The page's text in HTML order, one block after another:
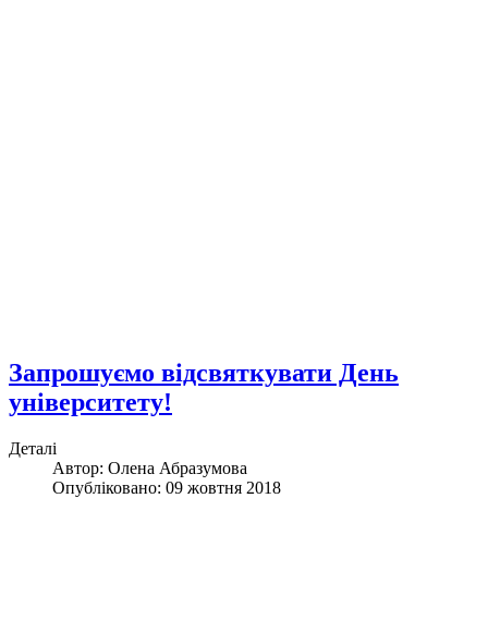
Запрошуємо відсвяткувати День
університету!
Деталі
Автор: Олена Абразумова
Опубліковано: 09 жовтня 2018